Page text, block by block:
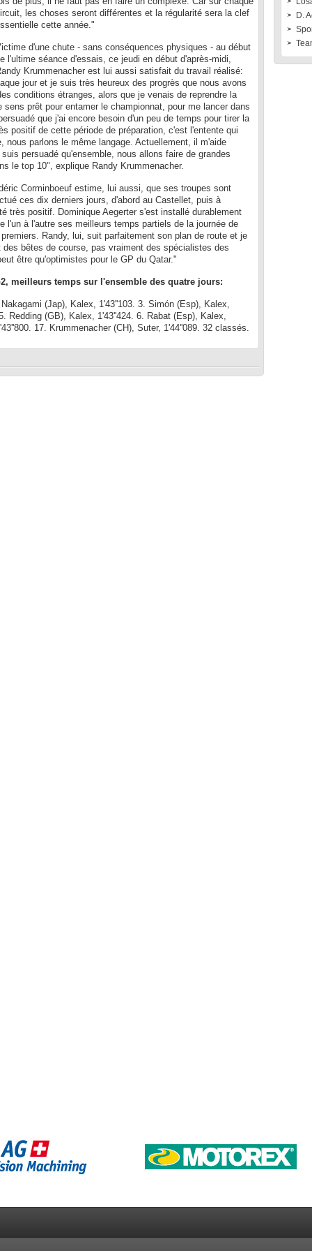
les choses seront différentes et la régularité sera la clef
cette année."
d'une chute - sans conséquences physiques - au début
l'ultime séance d'essais, ce jeudi en début d'après-midi,
Krummenacher est lui aussi satisfait du travail réalisé:
jour et je suis très heureux des progrès que nous avons
conditions étranges, alors que je venais de reprendre la
prêt pour entamer le championnat, pour me lancer dans
que j'ai encore besoin d'un peu de temps pour tirer la
positif de cette période de préparation, c'est l'entente qui
nous parlons le même langage. Actuellement, il m'aide
persuadé qu'ensemble, nous allons faire de grandes
le top 10", explique Randy Krummenacher.
Corminboeuf estime, lui aussi, que ses troupes sont
ces dix derniers jours, d'abord au Castellet, puis à
très positif. Dominique Aegerter s'est installé durablement
l'un à l'autre ses meilleurs temps partiels de la journée de
Randy, lui, suit parfaitement son plan de route et je
bêtes de course, pas vraiment des spécialistes des
être qu'optimistes pour le GP du Qatar."
meilleurs temps sur l'ensemble des quatre jours:
(Jap), Kalex, 1'43''103. 3. Simón (Esp), Kalex,
Redding (GB), Kalex, 1'43''424. 6. Rabat (Esp), Kalex,
17. Krummenacher (CH), Suter, 1'44''089. 32 classés.
D.